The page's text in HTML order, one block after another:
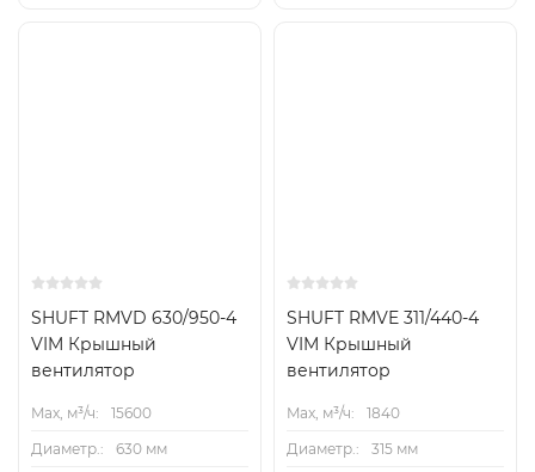
SHUFT RMVD 630/950-4
VIM Крышный
вентилятор
Max, м³/ч:
15600
Диаметр.:
630 мм
SHUFT RMVE 311/440-4
VIM Крышный
вентилятор
Max, м³/ч:
1840
Диаметр.:
315 мм